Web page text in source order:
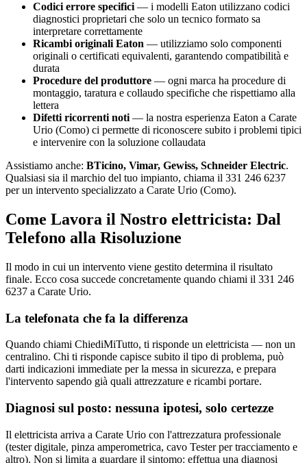
Codici errore specifici — i modelli Eaton utilizzano codici
diagnostici proprietari che solo un tecnico formato sa
interpretare correttamente
Ricambi originali Eaton — utilizziamo solo componenti
originali o certificati equivalenti, garantendo compatibilità e
durata
Procedure del produttore — ogni marca ha procedure di
montaggio, taratura e collaudo specifiche che rispettiamo alla
lettera
Difetti ricorrenti noti — la nostra esperienza Eaton a Carate
Urio (Como) ci permette di riconoscere subito i problemi tipici
e intervenire con la soluzione collaudata
Assistiamo anche: BTicino, Vimar, Gewiss, Schneider Electric.
Qualsiasi sia il marchio del tuo impianto, chiama il 331 246 6237
per un intervento specializzato a Carate Urio (Como).
Come Lavora il Nostro elettricista: Dal
Telefono alla Risoluzione
Il modo in cui un intervento viene gestito determina il risultato
finale. Ecco cosa succede concretamente quando chiami il 331 246
6237 a Carate Urio.
La telefonata che fa la differenza
Quando chiami ChiediMiTutto, ti risponde un elettricista — non un
centralino. Chi ti risponde capisce subito il tipo di problema, può
darti indicazioni immediate per la messa in sicurezza, e prepara
l'intervento sapendo già quali attrezzature e ricambi portare.
Diagnosi sul posto: nessuna ipotesi, solo certezze
Il elettricista arriva a Carate Urio con l'attrezzatura professionale
(tester digitale, pinza amperometrica, cavo Tester per tracciamento e
altro). Non si limita a guardare il sintomo: effettua una diagnosi